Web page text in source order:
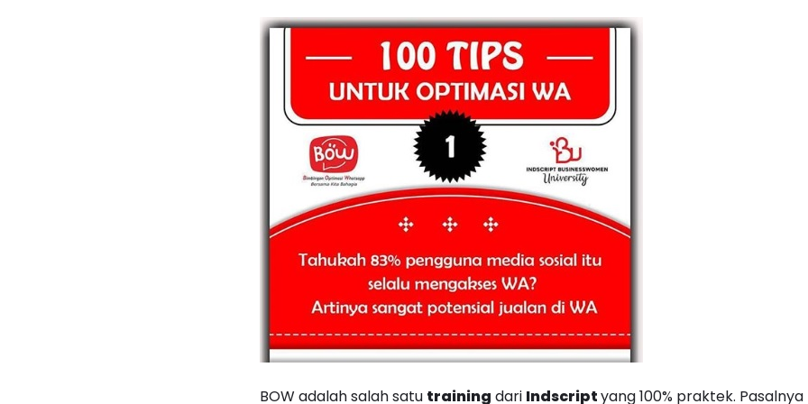
BOW adalah salah satu training dari Indscriptyang 100% praktek.